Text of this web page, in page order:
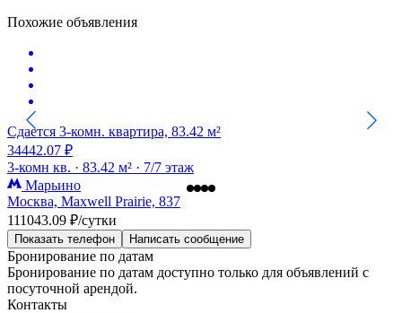
Похожие объявления
Сдается 3-комн. квартира, 83.42 м²
34442.07 ₽
3-комн кв. · 83.42 м² · 7/7 этаж
Марьино
Москва, Maxwell Prairie, 837
111043.09 ₽/сутки
Показать телефон Написать сообщение
Бронирование по датам
Бронирование по датам доступно только для объявлений с
посуточной арендой.
Контакты